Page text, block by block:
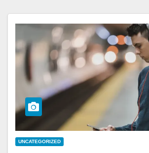
UNCATEGORIZED